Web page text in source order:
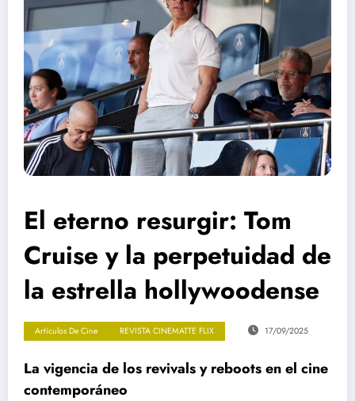
El eterno resurgir: Tom
Cruise y la perpetuidad de
la estrella hollywoodense
Artículos De Cine REVISTA CINEMATTE FLIX 17/09/2025
La vigencia de los revivals y reboots en el cine
contemporáneo